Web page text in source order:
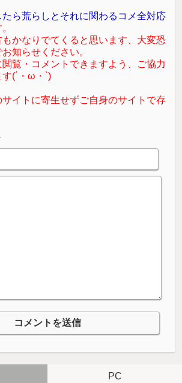
たら荒らしとそれに関わるコメ全対応
かなりでてくると思います、大変恐
知らせください。
覧・コメントできますよう、ご協力
(´・ω・`)
イトに寄生せずご自身のサイトで存
PC